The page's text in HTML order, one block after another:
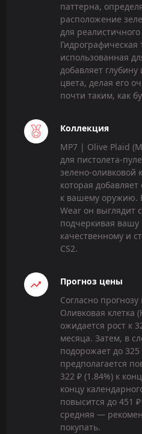
паттерна,
расположение
для
Гидрографическая
использованная
добавляет
цвета, делая его
почти таким, как
Коллекция
MP7 | Olive Plaid
для пистолета-
зелено-оливковой
которая
к вашему оружию.
Wear он выглядит
подчеркивая
качественному и
CS2.
Прогноз цены
Согласно
Оливковая клетка
ожидается рост к
месяца. Затем, в
подорожает до 325
предполагается
322 ₽ (1.84%) к
концу
повысится до 451
средняя —
покупать.